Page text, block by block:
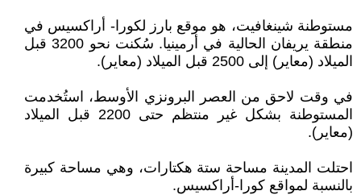
مستوطنة شينغافيت، هو موقع بارز لكورا- أراكسيس في
منطقة يريفان الحالية في أرمينيا. سُكنت نحو 3200 قبل
الميلاد (معاير) إلى 2500 قبل الميلاد (معاير).
في وقت لاحق من العصر البرونزي الأوسط، استُخدمت
المستوطنة بشكل غير منتظم حتى 2200 قبل الميلاد
(معاير).
احتلت المدينة مساحة ستة هكتارات، وهي مساحة كبيرة
بالنسبة لمواقع كورا-أراكسيس.